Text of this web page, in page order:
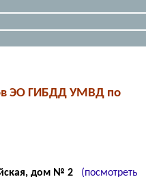
ЭО ГИБДД УМВД по
дом № 2
(посмотреть